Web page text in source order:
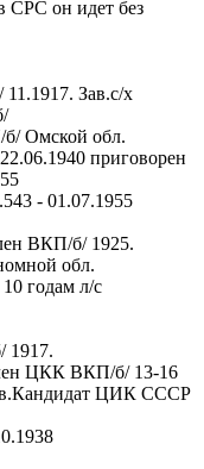
СРС он идет без
Зав.с/х
Омской обл.
приговорен
- 01.07.1955
ВКП/б/ 1925.
обл.
годам л/с
1917.
ЦКК ВКП/б/ 13-16
ЦИК СССР